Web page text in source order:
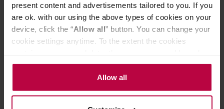
present content and advertisements tailored to you. If you
are ok. with our using the above types of cookies on your
device, click the “Allow all” button. You can change your
cookie settings anytime. To the extent the cookies
the controller’s (namely, ALL GOOD S.A., ul.
Mazowiecka 24I/U9, 78-100 Kołobrzeg) or third parties’
legitimate interests which are to ensure a high quality of
Allow all